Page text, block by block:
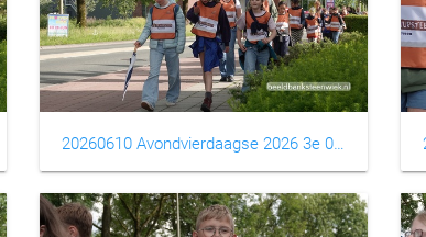
20260610 Avondvierdaagse 2026 3e 0007